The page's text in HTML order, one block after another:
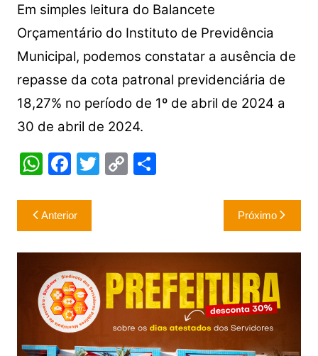
Em simples leitura do Balancete
Orçamentário do Instituto de Previdência
Municipal, podemos constatar a ausência de
repasse da cota patronal previdenciária de
18,27% no período de 1º de abril de 2024 a
30 de abril de 2024.
W
at
s
A
p
p
F
c
e
b
o
o
k
T C
Li
n
k
S
Navegação
de
Post
Anterior Próximo